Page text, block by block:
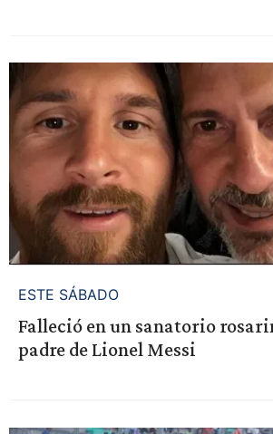
ESTE SÁBADO
Falleció en un sanatorio
padre de Lionel Messi